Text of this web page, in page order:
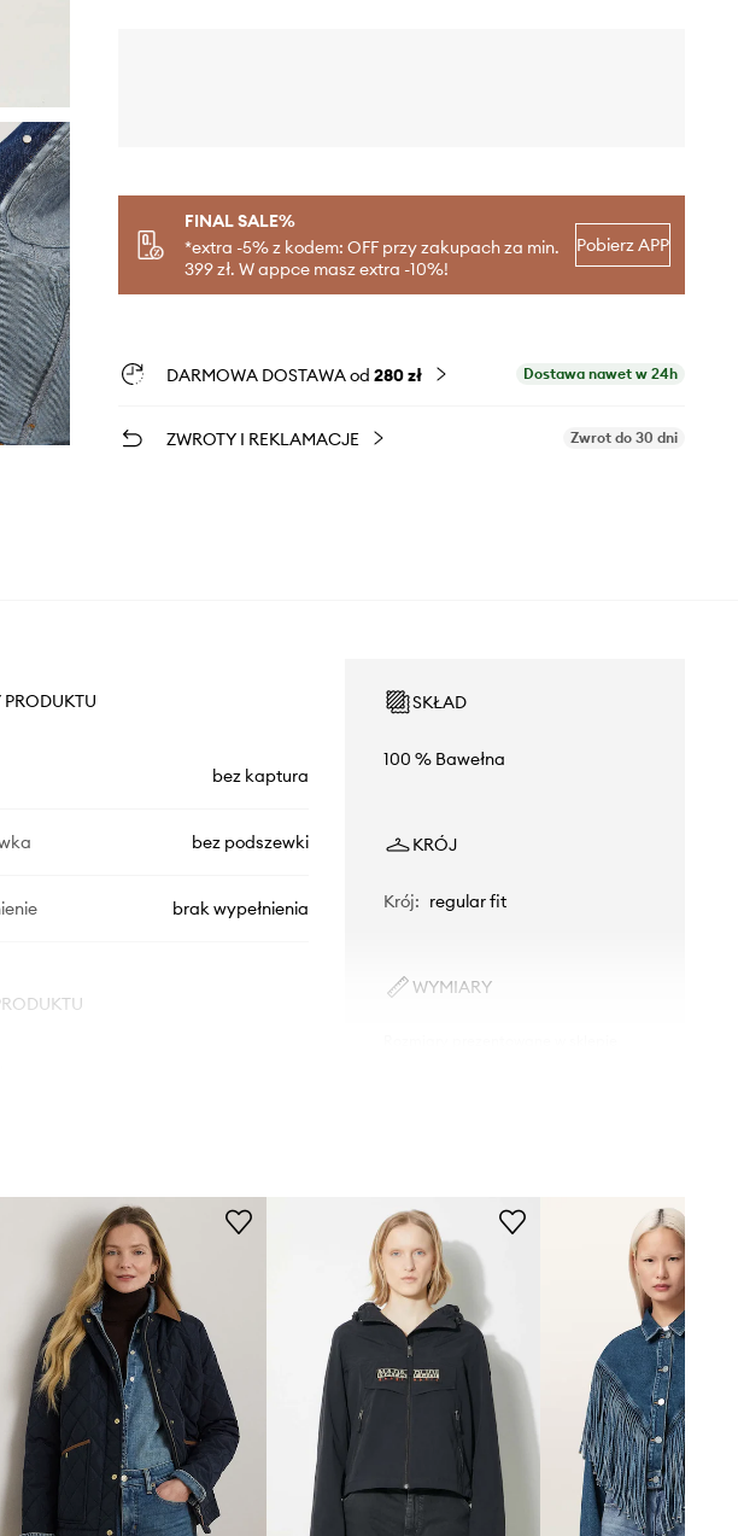
FINAL SALE%
*extra -5% z kodem: OFF przy zakupach za min.
399 zł. W appce masz extra -10%!
Pobierz APP
DARMOWA DOSTAWA od 280 zł Dostawa nawet w 24h
ZWROTY I REKLAMACJE Zwrot do 30 dni
bez kaptura
bez podszewki
brak wypełnienia
granatowy
SKŁAD
100 % Bawełna
KRÓJ
Krój: regular fit
WYMIARY